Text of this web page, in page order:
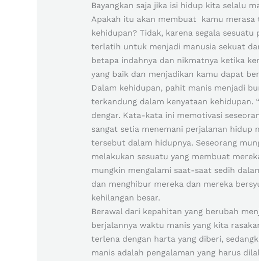
Bayangkan saja jika isi hidup kita selalu
Apakah itu akan membuat kamu merasa
kehidupan? Tidak, karena segala
terlatih untuk menjadi manusia sekuat
betapa indahnya dan nikmatnya ketika
yang baik dan menjadikan kamu dapat
Dalam kehidupan, pahit manis menjadi
terkandung dalam kenyataan kehidupan.
dengar. Kata-kata ini memotivasi
sangat setia menemani perjalanan hidup
tersebut dalam hidupnya. Seseorang
melakukan sesuatu yang membuat
mungkin mengalami saat-saat sedih
dan menghibur mereka dan mereka
kehilangan besar.
Berawal dari kepahitan yang berubah
berjalannya waktu manis yang kita
terlena dengan harta yang diberi,
manis adalah pengalaman yang harus